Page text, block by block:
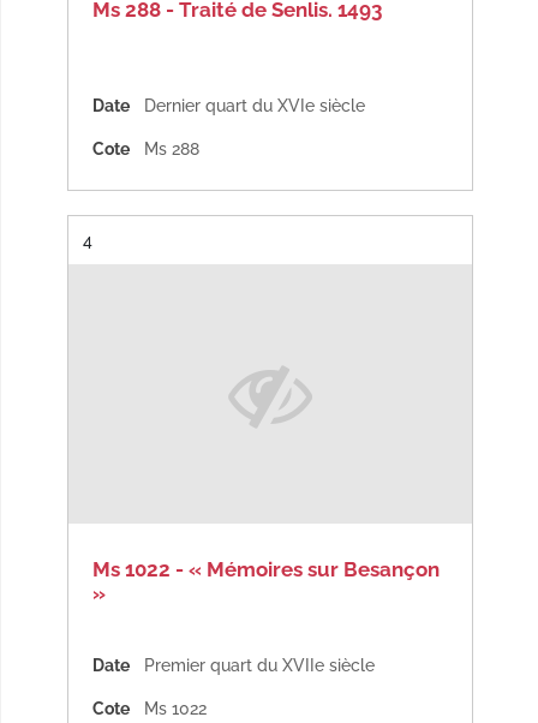
Ms 288 - Traité de Senlis. 1493
Date Dernier quart du XVIe siècle
Cote Ms 288
Résultat n°
4
Ms 1022 - « Mémoires sur Besançon
»
Date Premier quart du XVIIe siècle
Cote Ms 1022